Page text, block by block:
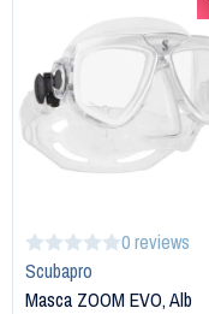
0 reviews
Scubapro
Masca ZOOM EVO, Alb